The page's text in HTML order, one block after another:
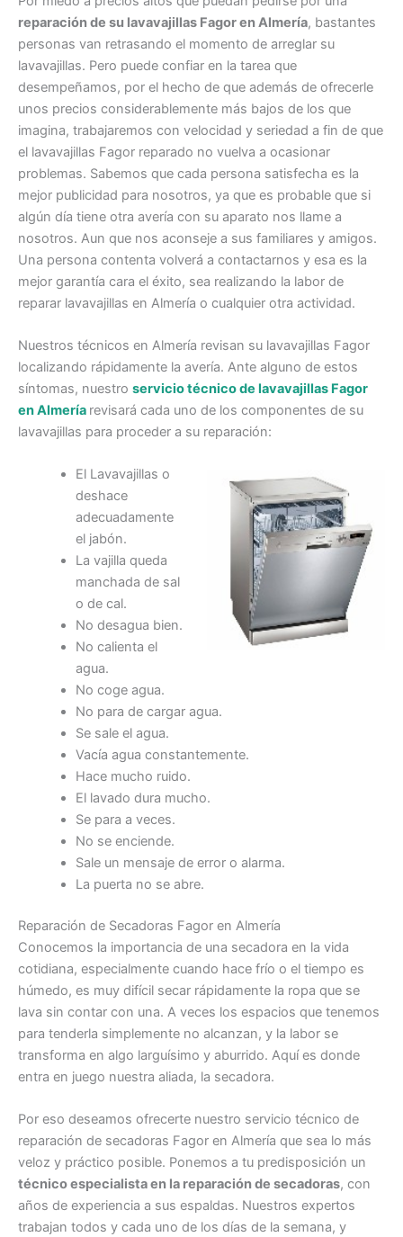
reparación de su lavavajillas Fagor en Almería, bastantes
personas van retrasando el momento de arreglar su
lavavajillas. Pero puede confiar en la tarea que
desempeñamos, por el hecho de que además de ofrecerle
unos precios considerablemente más bajos de los que
imagina, trabajaremos con velocidad y seriedad a fin de que
el lavavajillas Fagor reparado no vuelva a ocasionar
problemas. Sabemos que cada persona satisfecha es la
mejor publicidad para nosotros, ya que es probable que si
algún día tiene otra avería con su aparato nos llame a
nosotros. Aun que nos aconseje a sus familiares y amigos.
Una persona contenta volverá a contactarnos y esa es la
mejor garantía cara el éxito, sea realizando la labor de
reparar lavavajillas en Almería o cualquier otra actividad.
Nuestros técnicos en Almería revisan su lavavajillas Fagor
localizando rápidamente la avería. Ante alguno de estos
síntomas, nuestro servicio técnico de lavavajillas Fagor
en Almería revisará cada uno de los componentes de su
lavavajillas para proceder a su reparación:
El Lavavajillas o
deshace
adecuadamente
el jabón.
La vajilla queda
manchada de sal
o de cal.
No desagua bien.
No calienta el
agua.
No coge agua.
No para de cargar agua.
Se sale el agua.
Vacía agua constantemente.
Hace mucho ruido.
El lavado dura mucho.
Se para a veces.
No se enciende.
Sale un mensaje de error o alarma.
La puerta no se abre.
Reparación de Secadoras Fagor en Almería
Conocemos la importancia de una secadora en la vida
cotidiana, especialmente cuando hace frío o el tiempo es
húmedo, es muy difícil secar rápidamente la ropa que se
lava sin contar con una. A veces los espacios que tenemos
para tenderla simplemente no alcanzan, y la labor se
transforma en algo larguísimo y aburrido. Aquí es donde
entra en juego nuestra aliada, la secadora.
Por eso deseamos ofrecerte nuestro servicio técnico de
reparación de secadoras Fagor en Almería que sea lo más
veloz y práctico posible. Ponemos a tu predisposición un
técnico especialista en la reparación de secadoras, con
años de experiencia a sus espaldas. Nuestros expertos
trabajan todos y cada uno de los días de la semana, y